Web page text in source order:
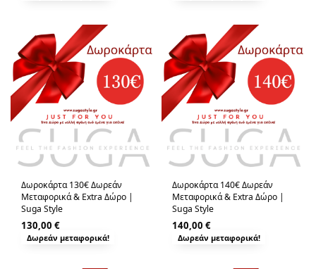
Δωροκάρτα 130€ Δωρεάν
Μεταφορικά & Extra Δώρο |
Suga Style
130,00 €
Δωρεάν μεταφορικά!
Δωροκάρτα 140€ Δωρεάν
Μεταφορικά & Extra Δώρο |
Suga Style
140,00 €
Δωρεάν μεταφορικά!